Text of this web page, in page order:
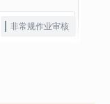
非常规作业审核